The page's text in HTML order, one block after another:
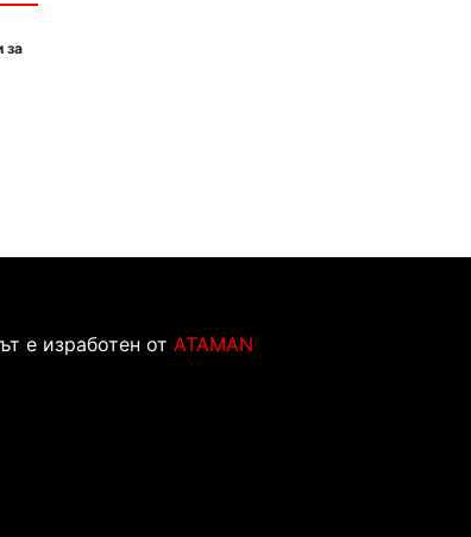
за
е изработен от ATAMAN